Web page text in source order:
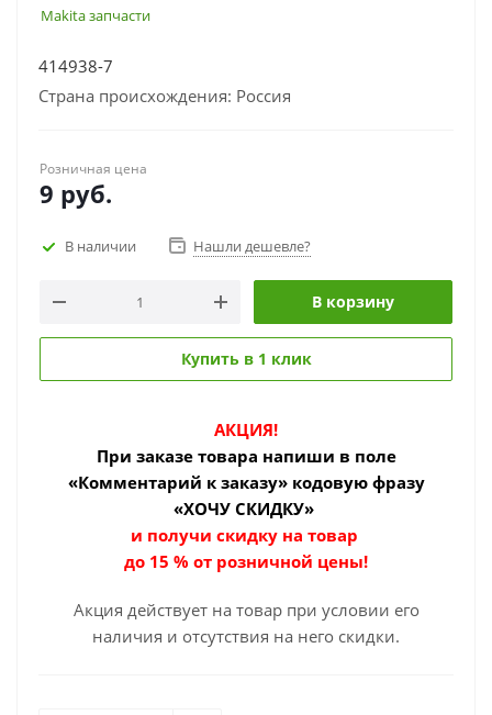
Makita запчасти
414938-7
Страна происхождения: Россия
Розничная цена
9 руб.
В наличии Нашли дешевле?
В корзину
Купить в 1 клик
АКЦИЯ!
При заказе товара напиши в поле
«Комментарий к заказу» кодовую фразу
«ХОЧУ СКИДКУ»
и получи скидку на товар
до 15 % от розничной цены!
Акция действует на товар при условии его
наличия и отсутствия на него скидки.